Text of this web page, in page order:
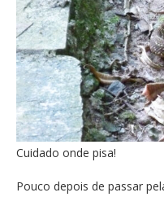
Cuidado onde pisa!
Pouco depois de passar